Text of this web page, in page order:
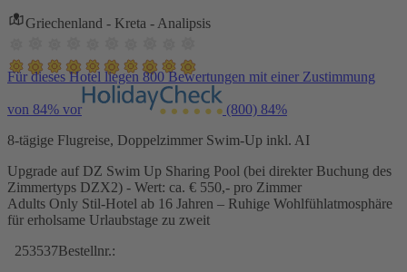
Griechenland - Kreta - Analipsis
Für dieses Hotel liegen 800 Bewertungen mit einer Zustimmung
von 84% vor (800) 84%
8-tägige Flugreise, Doppelzimmer Swim-Up inkl. AI
Upgrade auf DZ Swim Up Sharing Pool (bei direkter Buchung des
Zimmertyps DZX2) - Wert: ca. € 550,- pro Zimmer
Adults Only Stil-Hotel ab 16 Jahren – Ruhige Wohlfühlatmosphäre
für erholsame Urlaubstage zu zweit
253537Bestellnr.: